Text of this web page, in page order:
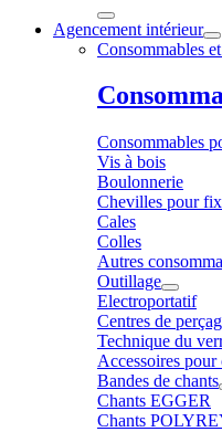
Agencement intérieur
Consommables
Consommables
Vis à bois
Boulonnerie
Chevilles pour
Cales
Colles
Autres
Outillage
Electroportatif
Centres de
Technique du
Accessoires pour
Bandes de chants
Chants EGGER
Chants